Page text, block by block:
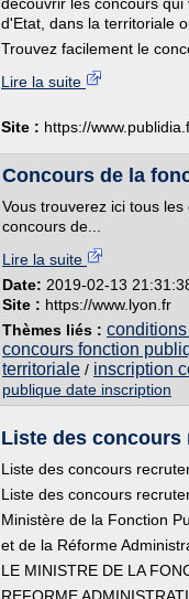
d'Etat, dans la territoriale
Trouvez facilement le
Lire la suite
Site : https://
Concours de la
Vous trouverez ici tous
concours de...
Lire la suite
Date: 2019-02-13
Site : https://www.lyon.fr
Thèmes liés :
concours fonction
territoriale / inscription
publique date inscription
Liste des concours
Liste des concours
Liste des concours
Ministère de la Fonction
et de la Réforme
LE MINISTRE DE LA